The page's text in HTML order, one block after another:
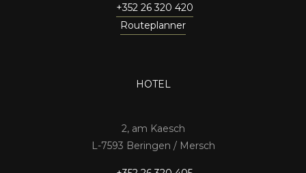
+352 26 320 420
Routeplanner
HOTEL
2, am Kaesch
7593 Beringen / Mersch